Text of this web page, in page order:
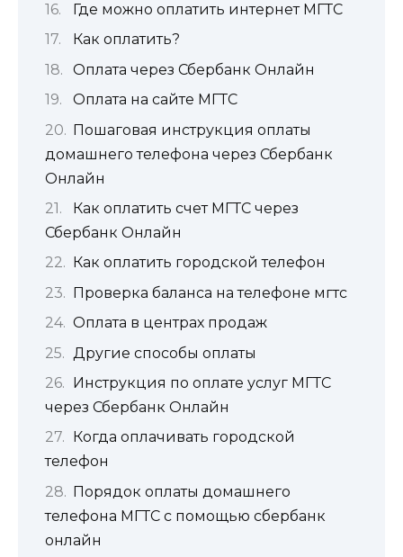
Где можно оплатить интернет МГТС
Как оплатить?
Оплата через Сбербанк Онлайн
Оплата на сайте МГТС
Пошаговая инструкция оплаты
домашнего телефона через Сбербанк
Онлайн
Как оплатить счет МГТС через
Сбербанк Онлайн
Как оплатить городской телефон
Проверка баланса на телефоне мгтс
Оплата в центрах продаж
Другие способы оплаты
Инструкция по оплате услуг МГТС
через Сбербанк Онлайн
Когда оплачивать городской
телефон
Порядок оплаты домашнего
телефона МГТС с помощью сбербанк
онлайн